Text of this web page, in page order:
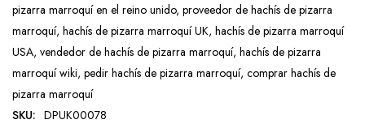
pizarra marroquí en el reino unido, proveedor de hachís de pizarra
marroquí, hachís de pizarra marroquí UK, hachís de pizarra marroquí
USA, vendedor de hachís de pizarra marroquí, hachís de pizarra
marroquí wiki, pedir hachís de pizarra marroquí, comprar hachís de
pizarra marroquí
SKU: DPUK00078